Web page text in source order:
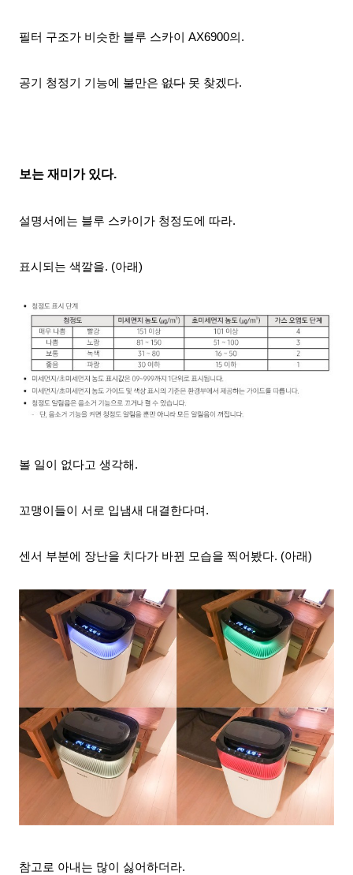
필터 구조가 비슷한 블루 스카이 AX6900의.
공기 청정기 기능에 불만은 없다 못 찾겠다.
보는 재미가 있다.
설명서에는 블루 스카이가 청정도에 따라.
표시되는 색깔을. (아래)
볼 일이 없다고 생각해.
꼬맹이들이 서로 입냄새 대결한다며.
센서 부분에 장난을 치다가 바뀐 모습을 찍어봤다. (아래)
참고로 아내는 많이 싫어하더라.